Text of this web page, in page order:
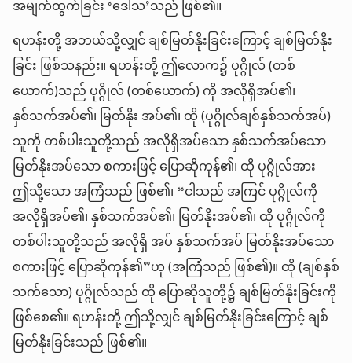
အမျက်ထွက်ခြင်း ‘ဒေါသ’သည် ဖြစ်၏။
ရဟန်းတို့ အဘယ်သို့လျှင် ချစ်မြတ်နိုးခြင်းကြောင့် ချစ်မြတ်နိုး
ခြင်း ဖြစ်သနည်း။ ရဟန်းတို့ ဤလောက၌ ပုဂ္ဂိုလ် (တစ်
ယောက်)သည် ပုဂ္ဂိုလ် (တစ်ယောက်) ကို အလိုရှိအပ်၏၊
နှစ်သက်အပ်၏၊ မြတ်နိုး အပ်၏၊ ထို (ပုဂ္ဂိုလ်ချစ်နှစ်သက်အပ်)
သူကို တစ်ပါးသူတို့သည် အလိုရှိအပ်သော နှစ်သက်အပ်သော
မြတ်နိုးအပ်သော စကားဖြင့် ပြောဆိုကုန်၏၊ ထို ပုဂ္ဂိုလ်အား
ဤသို့သော အကြံသည် ဖြစ်၏၊ “ငါသည် အကြင် ပုဂ္ဂိုလ်ကို
အလိုရှိအပ်၏၊ နှစ်သက်အပ်၏၊ မြတ်နိုးအပ်၏၊ ထို ပုဂ္ဂိုလ်ကို
တစ်ပါးသူတို့သည် အလိုရှိ အပ် နှစ်သက်အပ် မြတ်နိုးအပ်သော
စကားဖြင့် ပြောဆိုကုန်၏”ဟု (အကြံသည် ဖြစ်၏)။ ထို (ချစ်နှစ်
သက်သော) ပုဂ္ဂိုလ်သည် ထို ပြောဆိုသူတို့၌ ချစ်မြတ်နိုးခြင်းကို
ဖြစ်စေ၏။ ရဟန်းတို့ ဤသို့လျှင် ချစ်မြတ်နိုးခြင်းကြောင့် ချစ်
မြတ်နိုးခြင်းသည် ဖြစ်၏။